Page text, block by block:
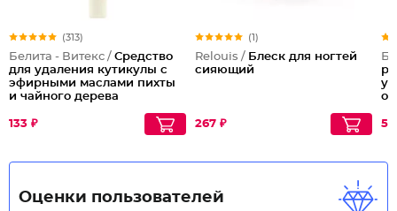
(313)
Белита - Витекс / Средство
для удаления кутикулы с
эфирными маслами пихты
и чайного дерева
133 ₽
(1)
Relouis / Блеск для ногтей
сияющий
267 ₽
Оценки пользователей